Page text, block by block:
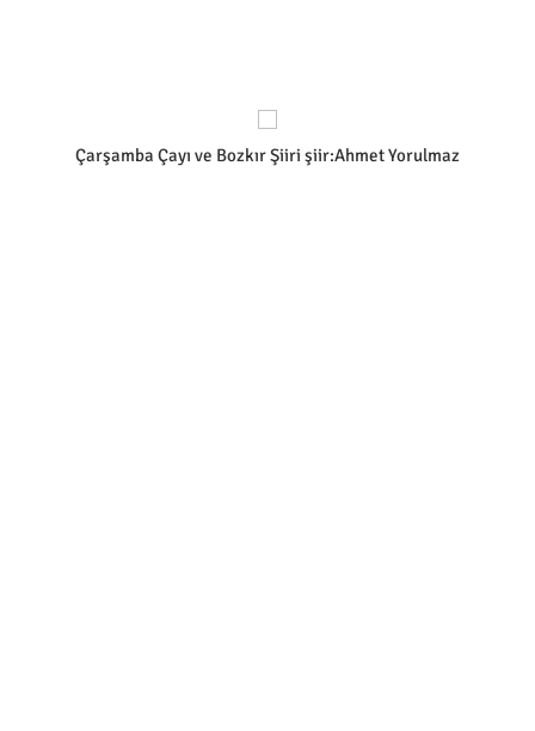
Çarşamba Çayı ve Bozkır Şiiri şiir:Ahmet Yorulmaz